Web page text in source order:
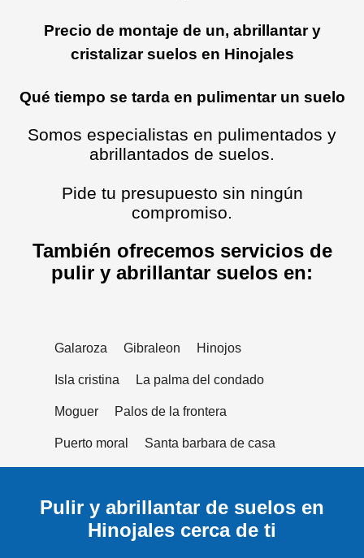
Precio de montaje de un, abrillantar y
cristalizar suelos en Hinojales
Qué tiempo se tarda en pulimentar un suelo
Somos especialistas en pulimentados y
abrillantados de suelos.
Pide tu presupuesto sin ningún
compromiso.
También ofrecemos servicios de
pulir y abrillantar suelos en:
Galaroza Gibraleon Hinojos
Isla cristina La palma del condado
Moguer Palos de la frontera
Puerto moral Santa barbara de casa
Pulir y abrillantar de suelos en
Hinojales cerca de ti